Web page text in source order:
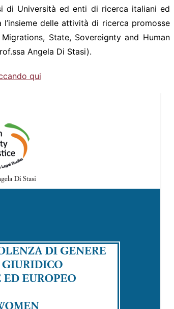
di Università ed enti di ricerca italiani ed
delle attività di ricerca promosse
State, Sovereignty and Human
Angela Di Stasi).
qui